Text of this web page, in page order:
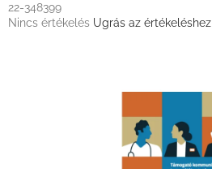
22-348399
A
Nincs értékelés Ugrás az értékeléshez